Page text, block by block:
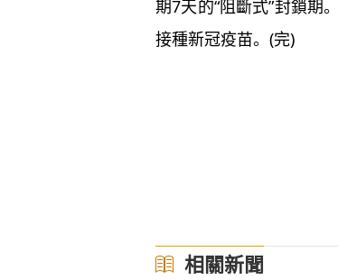
期7天的“阻斷式”封鎖期
接種新冠疫苗。(完)
相關新聞